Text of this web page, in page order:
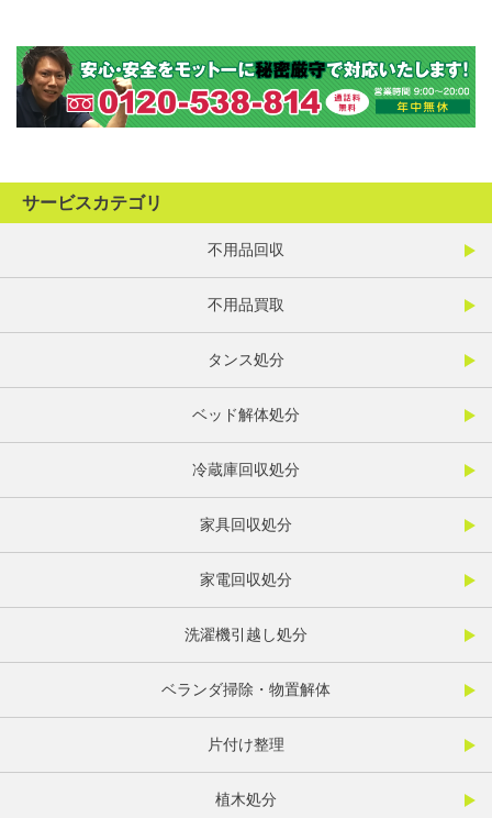
サービスカテゴリ
不用品回収
不用品買取
タンス処分
ベッド解体処分
冷蔵庫回収処分
家具回収処分
家電回収処分
洗濯機引越し処分
ベランダ掃除・物置解体
片付け整理
植木処分